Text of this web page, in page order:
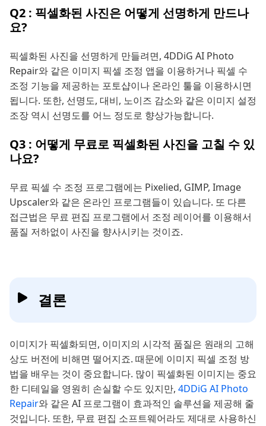
Q2 : 픽셀화된 사진은 어떻게 선명하게 만드나
요?
픽셀화된 사진을 선명하게 만들려면, 4DDiG AI Photo
Repair와 같은 이미지 픽셀 조정 앱을 이용하거나 픽셀 수
조정 기능을 제공하는 포토샵이나 온라인 툴을 이용하시면
됩니다. 또한, 선명도, 대비, 노이즈 감소와 같은 이미지 설정
조장 역시 선명도를 어느 정도로 향상가능합니다.
Q3 : 어떻게 무료로 픽셀화된 사진을 고칠 수 있
나요?
무료 픽셀 수 조정 프로그램에는 Pixelied, GIMP, Image
Upscaler와 같은 온라인 프로그램들이 있습니다. 또 다른
접근법은 무료 편집 프로그램에서 조정 레이어를 이용해서
품질 저하없이 사진을 향사시키는 것이죠.
결론
이미지가 픽셀화되면, 이미지의 시각적 품질은 원래의 고해
상도 버전에 비해면 떨어지죠. 때문에 이미지 픽셀 조정 방
법을 배우는 것이 중요합니다. 많이 픽셀화된 이미지는 중요
한 디테일을 영원히 손실할 수도 있지만, 4DDiG AI Photo
Repair와 같은 AI 프로그램이 효과적인 솔루션을 제공해 줄
것입니다. 또한, 무료 편집 소프트웨어라도 제대로 사용하신